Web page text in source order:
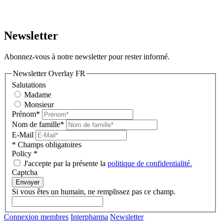
Newsletter
Abonnez-vous à notre newsletter pour rester informé.
Newsletter Overlay FR
Salutations
Madame
Monsieur
Prénom*
Nom de famille*
E-Mail
* Champs obligatoires
Policy *
J'accepte par la présente la politique de confidentialité.
Captcha
Envoyer
Si vous êtes un humain, ne remplissez pas ce champ.
Connexion membres Interpharma Newsletter